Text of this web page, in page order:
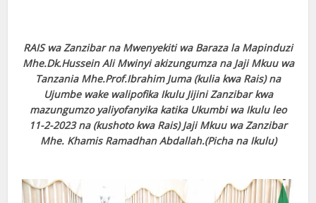
RAIS wa Zanzibar na Mwenyekiti wa Baraza la Mapinduzi
Mhe.Dk.Hussein Ali Mwinyi akizungumza na Jaji Mkuu wa
Tanzania Mhe.Prof.Ibrahim Juma (kulia kwa Rais) na
Ujumbe wake walipofika Ikulu Jijini Zanzibar kwa
mazungumzo yaliyofanyika katika Ukumbi wa Ikulu leo
11-2-2023 na (kushoto kwa Rais) Jaji Mkuu wa Zanzibar
Mhe. Khamis Ramadhan Abdallah.(Picha na Ikulu)